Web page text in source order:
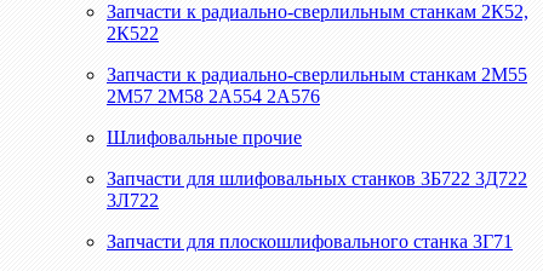
Запчасти к радиально-сверлильным станкам 2К52,
2К522
Запчасти к радиально-сверлильным станкам 2М55
2М57 2М58 2А554 2А576
Шлифовальные прочие
Запчасти для шлифовальных станков 3Б722 3Д722
3Л722
Запчасти для плоскошлифовального станка 3Г71